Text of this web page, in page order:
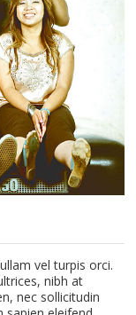
vel turpis orci.
nibh at
nec sollicitudin